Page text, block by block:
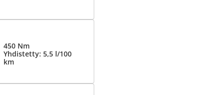
450 Nm
Yhdistetty: 5,5 l/100
km